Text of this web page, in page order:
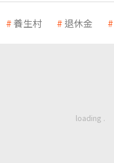
養生村 退休金